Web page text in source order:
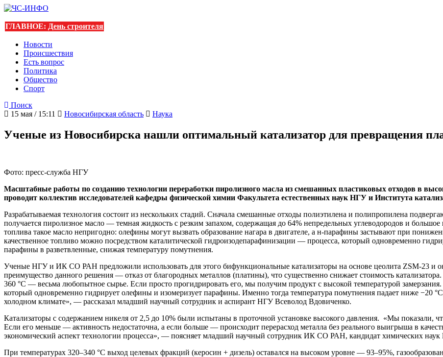
ГЛАВНОЕ: День строителя
Новости
Происшествия
Есть вопрос
Политика
Общество
Спорт
Поиск
15 мая / 15:11
Новосибирская область Наука
Ученые из Новосибирска нашли оптимальный катализатор для превращения
Фото: пресс-служба НГУ
Масштабные работы по созданию технологии переработки пиролизного масла из смешанных пластиковых отходов в
проводит коллектив исследователей кафедры физической химии Факультета естественных наук НГУ и Института
Разрабатываемая технология состоит из нескольких стадий. Сначала смешанные отходы полиэтилена и полипропилена
получается пиролизное масло — темная жидкость с резким запахом, содержащая до 64% непредельных углеводородов и
топлива такое масло непригодно: олефины могут вызвать образование нагара в двигателе, а н-парафины застывают при
качественное топливо можно посредством каталитической гидроизодепарафинизации — процесса, который одновременно
парафины в разветвленные, снижая температуру помутнения.
Ученые НГУ и ИК СО РАН предложили использовать для этого бифункциональные катализаторы на основе цеолита ZSM-23 и
преимущество данного решения — отказ от благородных металлов (платины), что существенно снижает стоимость
360 °C — весьма любопытное сырье. Если просто прогидрировать его, мы получим продукт с высокой температурой замерзания.
который одновременно гидрирует олефины и изомеризует парафины. Именно тогда температура помутнения падает ниже −20
холодном климате», — рассказал младший научный сотрудник и аспирант НГУ Всеволод Вдовиченко.
Катализаторы с содержанием никеля от 2,5 до 10% были испытаны в проточной установке высокого давления. «Мы показали,
Если его меньше — активность недостаточна, а если больше — происходит перерасход металла без реального выигрыша в
экономический аспект технологии процесса», — поясняет младший научный сотрудник ИК СО РАН, кандидат химических наук
При температурах 320–340 °C выход целевых фракций (керосин + дизель) оставался на высоком уровне — 93–95%,